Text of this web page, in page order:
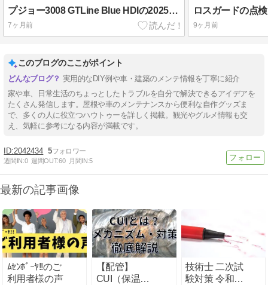
プジョー3008 GTLine Blue HDIの2025年度走行、給油、燃費状況報告
7ヶ月前 9ヶ月前
このブログのここがポイント
実用的なDIY例や車・建築のメンテ情報を丁寧に紹介
家や車、日常生活のちょっとしたトラブルを自分で解決できるアイデアを
たくさん発信します。屋根や車のメンテナンスから便利な自作グッズま
で、多くの人に役立つハウトゥーを詳しく掲載。観光やグルメ情報も交
え、気軽に参考になる内容が満載です。
2042434 5
週間IN:0 週間OUT:60 月間IN:5
最新の記事画像
ﾑｾﾝﾎﾞｰﾔ!!のご
利用者様の声
【配管】
CUI（保温材
技術士 二次試
験対策 令和８